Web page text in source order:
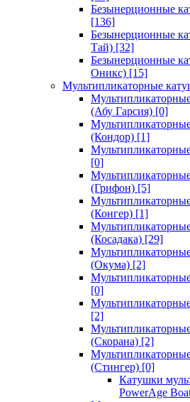
Безынерционные
[136]
Безынерционные
Тай) [32]
Безынерционные
Оникс) [15]
Мультипликаторные
(Абу Гарсия) [0]
(Кондор) [1]
[0]
(Грифон) [5]
(Конгер) [1]
(Косадака) [29]
(Окума) [2]
[0]
[2]
(Скорана) [2]
(Стингер) [0]
Катушки
PowerAge